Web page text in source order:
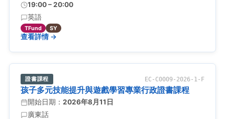
19:00 – 20:00
英語
TFund SY
查看詳情 →
證書課程 EC-C0009-2026-1-F
孩子多元技能提升與遊戲學習專業行政證書課程
開始日期： 2026年8月11日
廣東話